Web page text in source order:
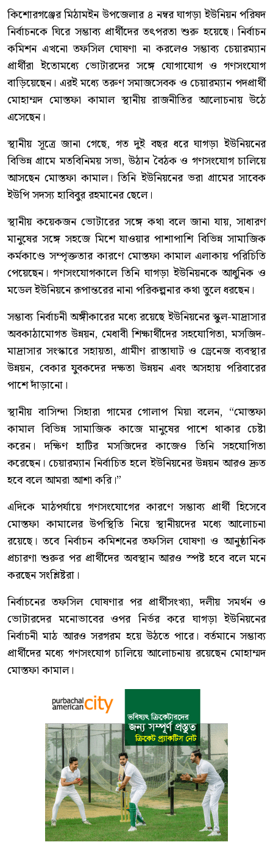
কিশোরগঞ্জের মিঠামইন উপজেলার ৪ নম্বর ঘাগড়া ইউনিয়ন পরিষদ
নির্বাচনকে ঘিরে সম্ভাব্য প্রার্থীদের তৎপরতা শুরু হয়েছে। নির্বাচন
কমিশন এখনো তফসিল ঘোষণা না করলেও সম্ভাব্য চেয়ারম্যান
প্রার্থীরা ইতোমধ্যে ভোটারদের সঙ্গে যোগাযোগ ও গণসংযোগ
বাড়িয়েছেন। এরই মধ্যে তরুণ সমাজসেবক ও চেয়ারম্যান পদপ্রার্থী
মোহাম্মদ মোস্তফা কামাল স্থানীয় রাজনীতির আলোচনায় উঠে
এসেছেন।
স্থানীয় সূত্রে জানা গেছে, গত দুই বছর ধরে ঘাগড়া ইউনিয়নের
বিভিন্ন গ্রামে মতবিনিময় সভা, উঠান বৈঠক ও গণসংযোগ চালিয়ে
আসছেন মোস্তফা কামাল। তিনি ইউনিয়নের ভরা গ্রামের সাবেক
ইউপি সদস্য হাবিবুর রহমানের ছেলে।
স্থানীয় কয়েকজন ভোটারের সঙ্গে কথা বলে জানা যায়, সাধারণ
মানুষের সঙ্গে সহজে মিশে যাওয়ার পাশাপাশি বিভিন্ন সামাজিক
কর্মকাণ্ডে সম্পৃক্ততার কারণে মোস্তফা কামাল এলাকায় পরিচিতি
পেয়েছেন। গণসংযোগকালে তিনি ঘাগড়া ইউনিয়নকে আধুনিক ও
মডেল ইউনিয়নে রূপান্তরের নানা পরিকল্পনার কথা তুলে ধরছেন।
সম্ভাব্য নির্বাচনী অঙ্গীকারের মধ্যে রয়েছে ইউনিয়নের স্কুল-মাদ্রাসার
অবকাঠামোগত উন্নয়ন, মেধাবী শিক্ষার্থীদের সহযোগিতা, মসজিদ-
মাদ্রাসার সংস্কারে সহায়তা, গ্রামীণ রাস্তাঘাট ও ড্রেনেজ ব্যবস্থার
উন্নয়ন, বেকার যুবকদের দক্ষতা উন্নয়ন এবং অসহায় পরিবারের
পাশে দাঁড়ানো।
স্থানীয় বাসিন্দা সিহারা গামের গোলাপ মিয়া বলেন, “মোস্তফা
কামাল বিভিন্ন সামাজিক কাজে মানুষের পাশে থাকার চেষ্টা
করেন। দক্ষিণ হাটির মসজিদের কাজেও তিনি সহযোগিতা
করেছেন। চেয়ারম্যান নির্বাচিত হলে ইউনিয়নের উন্নয়ন আরও দ্রুত
হবে বলে আমরা আশা করি।”
এদিকে মাঠপর্যায়ে গণসংযোগের কারণে সম্ভাব্য প্রার্থী হিসেবে
মোস্তফা কামালের উপস্থিতি নিয়ে স্থানীয়দের মধ্যে আলোচনা
রয়েছে। তবে নির্বাচন কমিশনের তফসিল ঘোষণা ও আনুষ্ঠানিক
প্রচারণা শুরুর পর প্রার্থীদের অবস্থান আরও স্পষ্ট হবে বলে মনে
করছেন সংশ্লিষ্টরা।
নির্বাচনের তফসিল ঘোষণার পর প্রার্থীসংখ্যা, দলীয় সমর্থন ও
ভোটারদের মনোভাবের ওপর নির্ভর করে ঘাগড়া ইউনিয়নের
নির্বাচনী মাঠ আরও সরগরম হয়ে উঠতে পারে। বর্তমানে সম্ভাব্য
প্রার্থীদের মধ্যে গণসংযোগ চালিয়ে আলোচনায় রয়েছেন মোহাম্মদ
মোস্তফা কামাল।